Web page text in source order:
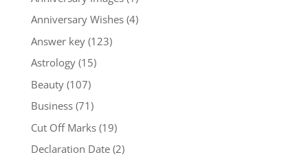
Anniversary Wishes(4)
Answer key(123)
Astrology(15)
Beauty(107)
Business(71)
Cut Off Marks(19)
Declaration Date(2)